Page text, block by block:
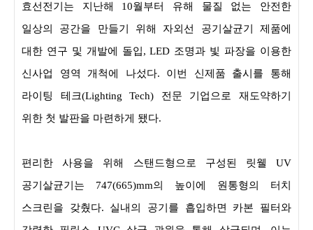
효선전기는 지난해 10월부터 유해 물질 없는 안전한
일상의 공간을 만들기 위해 자외선 공기살균기 제품에
대한 연구 및 개발에 돌입, LED 조명과 빛 파장을 이용한
신사업 영역 개척에 나섰다. 이번 신제품 출시를 통해
라이팅 테크(Lighting Tech) 전문 기업으로 재도약하기
위한 첫 발판을 마련하게 됐다.
편리한 사용을 위해 스탠드형으로 구성된 릿웰 UV
공기살균기는 747(665)mm의 높이에 원통형의 터치
스크린을 갖췄다. 실내의 공기를 흡입하면 카본 필터와